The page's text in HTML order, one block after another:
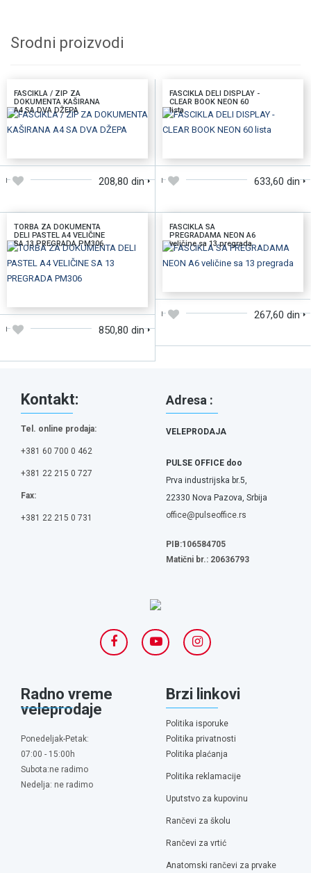
Srodni proizvodi
FASCIKLA / ZIP ZA
DOKUMENTA KAŠIRANA
A4 SA DVA DŽEPA
208,80 din
FASCIKLA DELI DISPLAY -
CLEAR BOOK NEON 60
lista
633,60 din
TORBA ZA DOKUMENTA
DELI PASTEL A4 VELIČINE
SA 13 PREGRADA PM306
850,80 din
FASCIKLA SA
PREGRADAMA NEON A6
veličine sa 13 pregrada
267,60 din
Kontakt:
Tel. online prodaja:
+381 60 700 0 462
+381 22 215 0 727
Fax:
+381 22 215 0 731
Adresa :
VELEPRODAJA
PULSE OFFICE doo
Prva industrijska br.5,
22330 Nova Pazova, Srbija
office@pulseoffice.rs
PIB:106584705
Matični br.: 20636793
Radno vreme
veleprodaje
Ponedeljak-Petak:
07:00 - 15:00h
Subota:ne radimo
Nedelja: ne radimo
Brzi linkovi
Politika isporuke
Politika privatnosti
Politika plaćanja
Politika reklamacije
Uputstvo za kupovinu
Rančevi za školu
Rančevi za vrtić
Anatomski rančevi za prvake